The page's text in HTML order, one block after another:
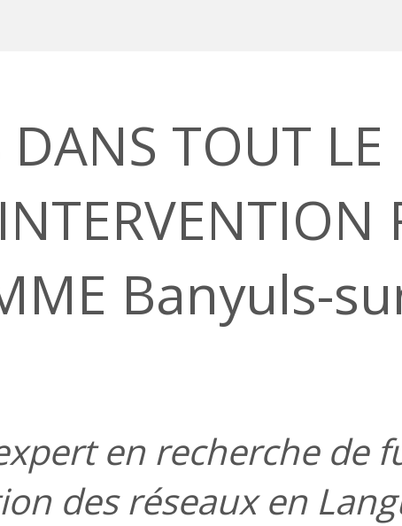
DANS TOUT
Banyuls-
en recherche de
des réseaux en